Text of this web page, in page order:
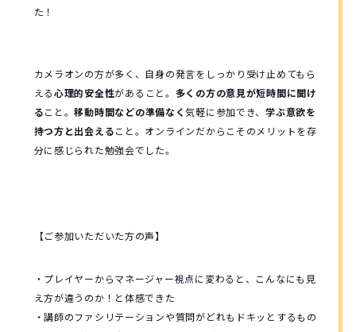
た！
カメラオンの方が多く、自身の発言をしっかり受け止めてもら
える心理的安全性があること。 多くの方の意見が短時間に聞け
ること。移動時間などの準備なく気軽に参加でき、学ぶ意欲を
持つ方と出会えること。オンラインだからこそのメリットを存
分に感じられた勉強会でした。
【ご参加いただいた方の声】
・プレイヤーからマネージャー視点に変わると、こんなにも見
え方が違うのか！と体感できた
・講師のファシリテーションや質問がどれもドキッとするもの